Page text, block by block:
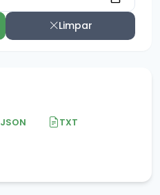
Limpar
JSON TXT